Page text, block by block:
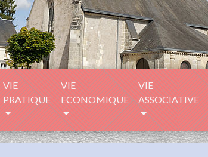
VIE
PRATIQUE
VIE
ECONOMIQUE
VIE
ASSOCIATIVE